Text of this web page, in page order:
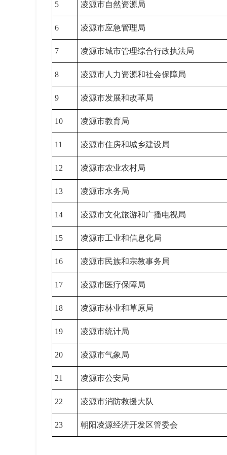
5 凌源市自然资源局
6 凌源市应急管理局
7 凌源市城市管理综合行政执法局
8 凌源市人力资源和社会保障局
9 凌源市发展和改革局
10 凌源市教育局
11 凌源市住房和城乡建设局
12 凌源市农业农村局
13 凌源市水务局
14 凌源市文化旅游和广播电视局
15 凌源市工业和信息化局
16 凌源市民族和宗教事务局
17 凌源市医疗保障局
18 凌源市林业和草原局
19 凌源市统计局
20 凌源市气象局
21 凌源市公安局
22 凌源市消防救援大队
23 朝阳凌源经济开发区管委会